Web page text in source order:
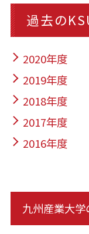
過去の
2020年度
2019年度
2018年度
2017年度
2016年度
九州産業大学